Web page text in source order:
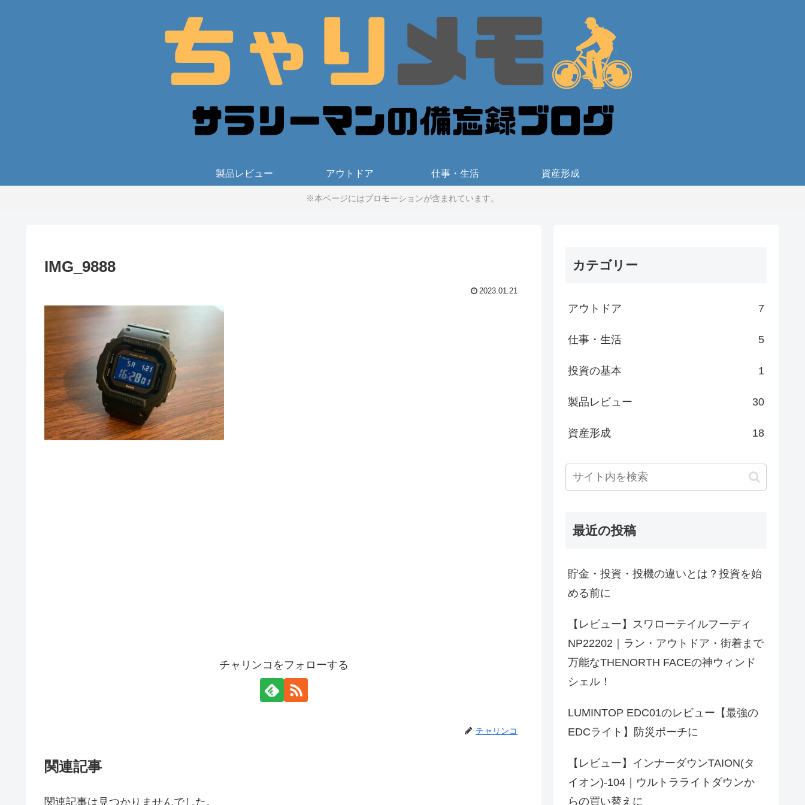
製品レビュー アウトドア 仕事・生活 資産形成
※本ページにはプロモーションが含まれています。
IMG_9888
2023.01.21
チャリンコをフォローする
チャリンコ
関連記事
関連記事は見つかりませんでした。
カテゴリー
アウトドア 7
仕事・生活 5
投資の基本 1
製品レビュー 30
資産形成 18
最近の投稿
貯金・投資・投機の違いとは？投資を始
める前に
【レビュー】スワローテイルフーディ
NP22202｜ラン・アウトドア・街着まで
万能なTHENORTH FACEの神ウィンド
シェル！
LUMINTOP EDC01のレビュー【最強の
EDCライト】防災ポーチに
【レビュー】インナーダウンTAION(タ
イオン)-104｜ウルトラライトダウンか
らの買い替えに